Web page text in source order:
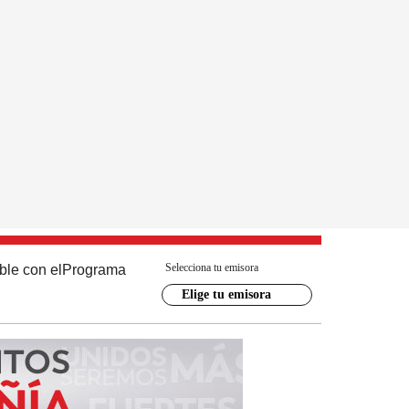
con el Programa Selecciona tu emisora
Elige tu emisora